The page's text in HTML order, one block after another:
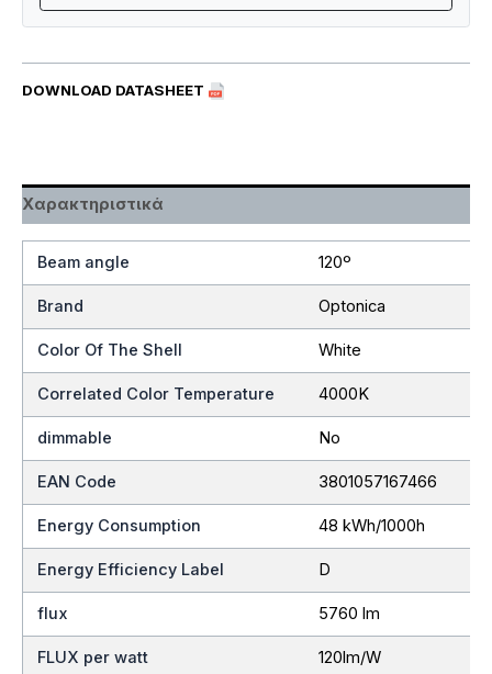
DOWNLOAD DATASHEET
Χαρακτηριστικά
Beam angle 120º
Brand Optonica
Color Of The Shell White
Correlated Color Temperature 4000K
dimmable No
EAN Code 3801057167466
Energy Consumption 48 kWh/1000h
Energy Efficiency Label D
flux 5760 lm
FLUX per watt 120lm/W